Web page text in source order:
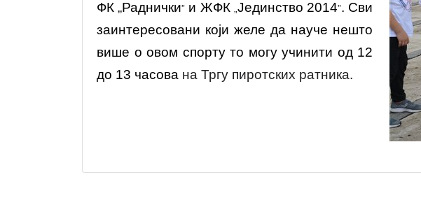
ФК„Раднички” и ЖФК Јединство 2014”. Сви
заинтересовани који желе да науче нешто
више о овом спорту то могу учинити од 12
до 13 часова на Тргу пиротских ратника.